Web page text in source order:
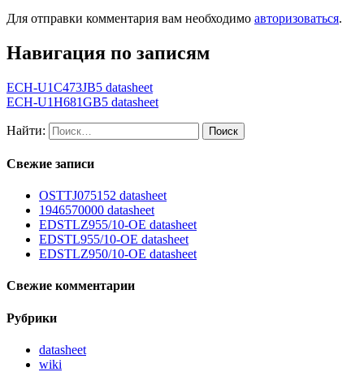
Для отправки комментария вам необходимо авторизоваться.
Навигация по записям
ECH-U1C473JB5 datasheet
ECH-U1H681GB5 datasheet
Найти:
Свежие записи
OSTTJ075152 datasheet
1946570000 datasheet
EDSTLZ955/10-OE datasheet
EDSTL955/10-OE datasheet
EDSTLZ950/10-OE datasheet
Свежие комментарии
Рубрики
datasheet
wiki